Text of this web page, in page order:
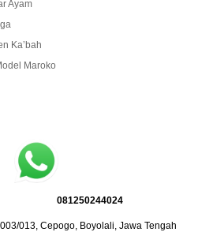
Ayam
Ka’bah
Maroko
: 081250244024
013, Cepogo, Boyolali, Jawa Tengah